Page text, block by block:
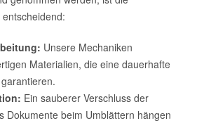
Unsere Mechaniken
Materialien, die eine dauerhafte
Ein sauberer Verschluss der
Dokumente beim Umblättern hängen